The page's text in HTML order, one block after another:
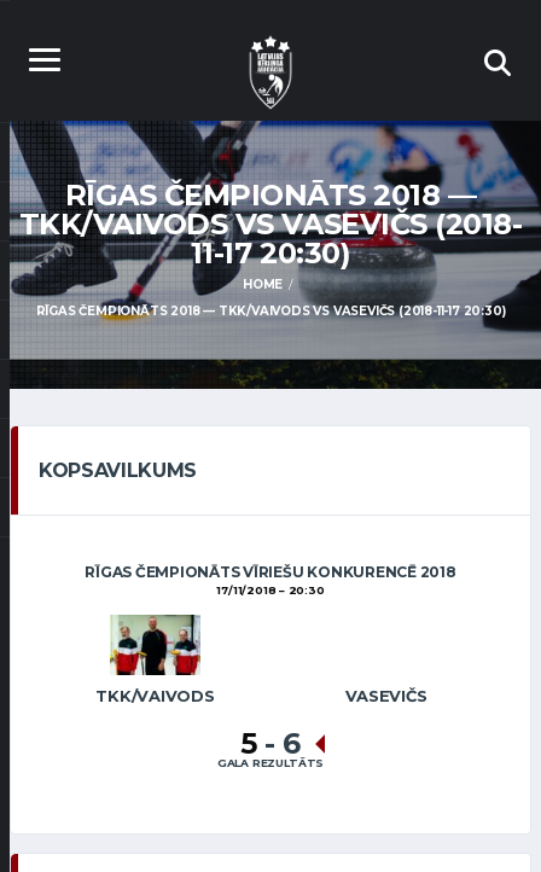
RĪGAS ČEMPIONĀTS 2018 —
TKK/VAIVODS VS VASEVIČS (2018-
11-17 20:30)
HOME
RĪGAS ČEMPIONĀTS 2018 — TKK/VAIVODS VS VASEVIČS (2018-11-17 20:30)
KOPSAVILKUMS
RĪGAS ČEMPIONĀTS VĪRIEŠU KONKURENCĒ 2018
17/11/2018 20:30
TKK/VAIVODS VASEVIČS
5 - 6
GALA REZULTĀTS